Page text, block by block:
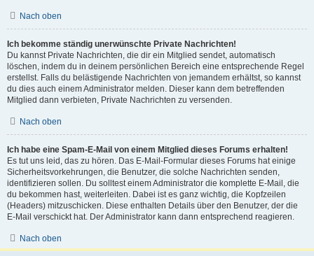
Nach oben
Ich bekomme ständig unerwünschte Private Nachrichten!
Du kannst Private Nachrichten, die dir ein Mitglied sendet, automatisch
löschen, indem du in deinem persönlichen Bereich eine entsprechende Regel
erstellst. Falls du belästigende Nachrichten von jemandem erhältst, so kannst
du dies auch einem Administrator melden. Dieser kann dem betreffenden
Mitglied dann verbieten, Private Nachrichten zu versenden.
Nach oben
Ich habe eine Spam-E-Mail von einem Mitglied dieses Forums erhalten!
Es tut uns leid, das zu hören. Das E-Mail-Formular dieses Forums hat einige
Sicherheitsvorkehrungen, die Benutzer, die solche Nachrichten senden,
identifizieren sollen. Du solltest einem Administrator die komplette E-Mail, die
du bekommen hast, weiterleiten. Dabei ist es ganz wichtig, die Kopfzeilen
(Headers) mitzuschicken. Diese enthalten Details über den Benutzer, der die
E-Mail verschickt hat. Der Administrator kann dann entsprechend reagieren.
Nach oben